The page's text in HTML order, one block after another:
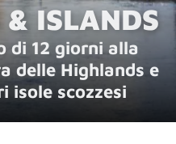
ISLANDS
di 12 giorni alla
delle Highlands e
isole scozzesi